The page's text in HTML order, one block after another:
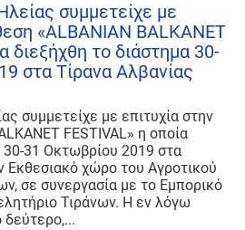
συμμετείχε με
«ALBANIAN BALKANET
διεξήχθη το διάστημα 30-
στα Τίρανα Αλβανίας
συμμετείχε με επιτυχία στην
FESTIVAL» η οποία
30-31 Οκτωβρίου 2019 στα
Εκθεσιακό χώρο του Αγροτικού
σε συνεργασία με το Εμπορικό
Τιράνων. Η εν λόγω